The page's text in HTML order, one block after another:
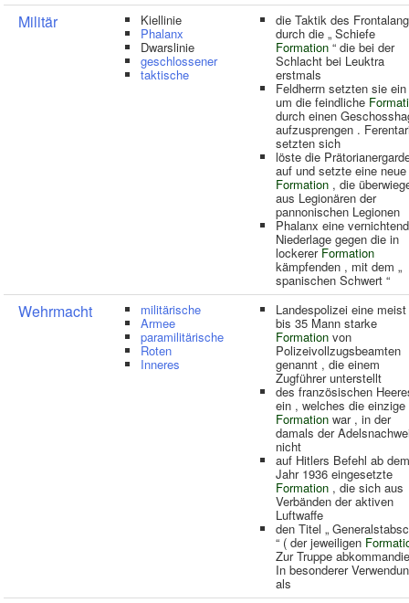
Militär Kiellinie
Phalanx
Dwarslinie
geschlossener
taktische
die Taktik des
durch die „ Schiefe
Formation “ die bei der
Schlacht bei Leuktra
erstmals
Feldherrn setzten sie
um die feindliche
durch einen
aufzusprengen .
setzten sich
löste die
auf und setzte eine neue
Formation , die
aus Legionären der
pannonischen Legionen
Phalanx eine
Niederlage gegen die in
lockererFormation
kämpfenden , mit dem „
spanischen Schwert “
Wehrmacht militärische
Armee
paramilitärische
Roten
Inneres
Landespolizei eine
bis 35 Mann starke
Formation von
Polizeivollzugsbeamten
genannt , die einem
Zugführer unterstellt
des französischen
ein , welches die einzige
Formation war , in der
damals der
nicht
auf Hitlers Befehl ab dem
Jahr 1936 eingesetzte
Formation , die sich aus
Verbänden der aktiven
Luftwaffe
den Titel „
“ ( der jeweiligen
Zur Truppe
In besonderer
als